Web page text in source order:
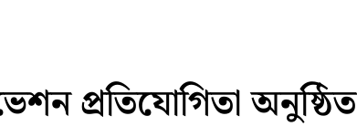
প্রতিযোগিতা অনুষ্ঠিত